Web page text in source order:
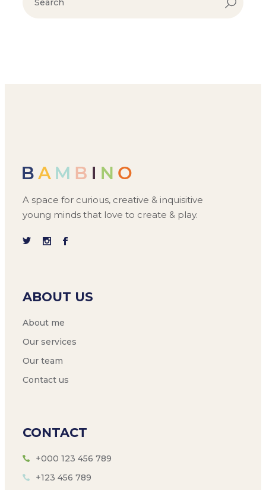
A space for curious, creative & inquisitive
young minds that loveto create & play.
ABOUT US
About me
Our services
Our team
Contact us
CONTACT
+000 123 456 789
+123 456 789